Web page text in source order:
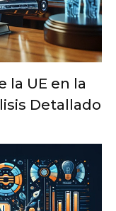
la UE en la
Detallado